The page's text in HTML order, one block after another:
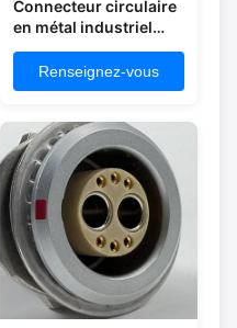
Connecteur circulaire
en métal industriel
commercial IP68
certifié MSDS
Renseignez-vous